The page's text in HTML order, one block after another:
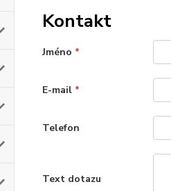
Kontakt
Jméno *
E-mail *
Telefon
Text dotazu